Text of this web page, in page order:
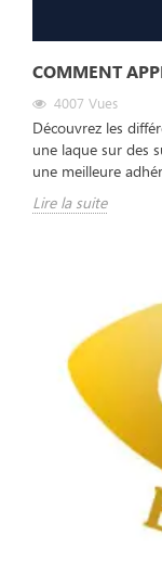
COMMENT
4007 Vues
Découvrez les
une laque sur des
une meilleure
Lire la suite